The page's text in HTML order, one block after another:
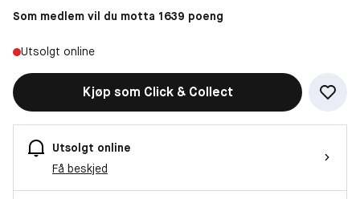
Som medlem vil du motta 1639 poeng
Utsolgt online
Kjøp som Click & Collect
Utsolgt online
Få beskjed